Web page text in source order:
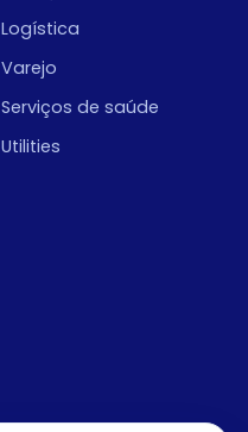
Logística
Varejo
Serviços de saúde
Utilities